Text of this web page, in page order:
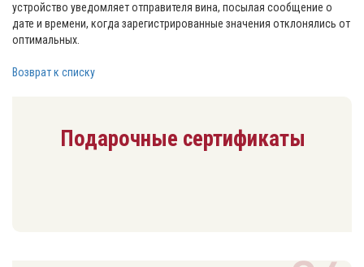
устройство уведомляет отправителя вина, посылая сообщение о
дате и времени, когда зарегистрированные значения отклонялись от
оптимальных.
Возврат к списку
Подарочные сертификаты